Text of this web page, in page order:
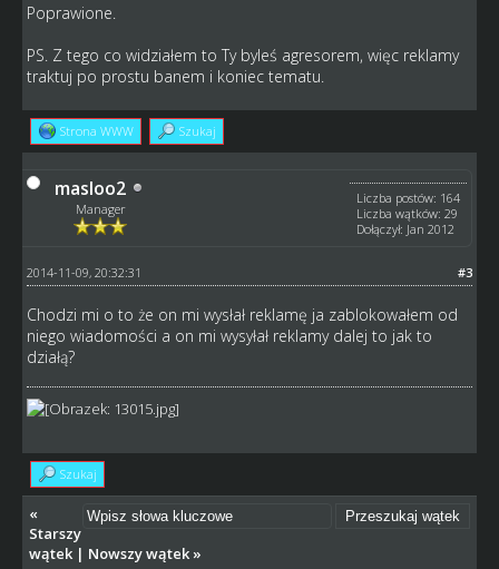
Poprawione.
PS. Z tego co widziałem to Ty byleś agresorem, więc reklamy
traktuj po prostu banem i koniec tematu.
Strona WWW Szukaj
masloo2
Manager
Liczba postów: 164
Liczba wątków: 29
Dołączył: Jan 2012
#3
2014-11-09, 20:32:31
Chodzi mi o to że on mi wysłał reklamę ja zablokowałem od
niego wiadomości a on mi wysyłał reklamy dalej to jak to
działą?
Szukaj
«
Starszy
wątek| Nowszy wątek»